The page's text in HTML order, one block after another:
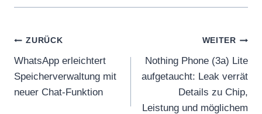
Beitragsnavigation
ZURÜCK
WhatsApp erleichtert
Speicherverwaltung mit
neuer Chat-Funktion
WEITER
Nothing Phone (3a) Lite
aufgetaucht: Leak verrät
Details zu Chip,
Leistung und möglichem